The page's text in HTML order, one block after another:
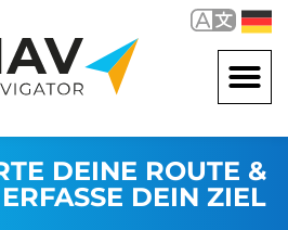
DEINE ROUTE &
ERFASSE DEIN ZIEL